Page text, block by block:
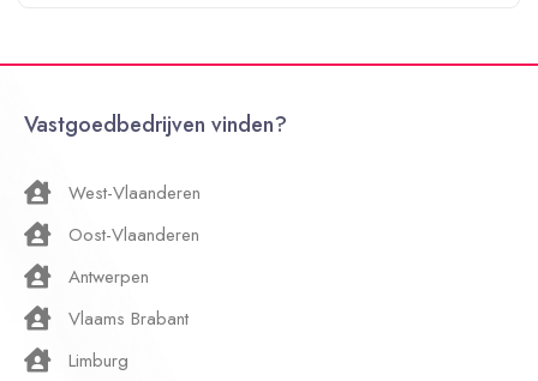
Vastgoedbedrijven vinden?
West-Vlaanderen
Oost-Vlaanderen
Antwerpen
Vlaams Brabant
Limburg